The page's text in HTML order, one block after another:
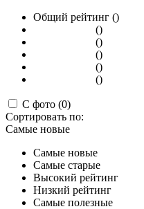
Общий рейтинг ()
()
()
()
()
()
С фото (0)
Сортировать по:
Самые новые
Самые новые
Самые старые
Высокий рейтинг
Низкий рейтинг
Самые полезные